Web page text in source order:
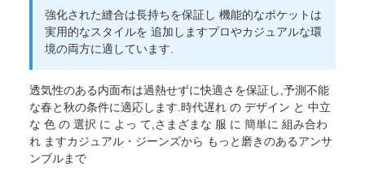
強化された縫合は長持ちを保証し 機能的なポケットは
実用的なスタイルを 追加しますプロやカジュアルな環
境の両方に適しています.
透気性のある内面布は過熱せずに快適さを保証し,予測不能
な春と秋の条件に適応します.時代遅れ の デザイン と 中立
な 色 の 選択 に よっ て,さまざまな 服 に 簡単に 組み合わ
れ ますカジュアル・ジーンズから もっと磨きのあるアンサ
ンブルまで